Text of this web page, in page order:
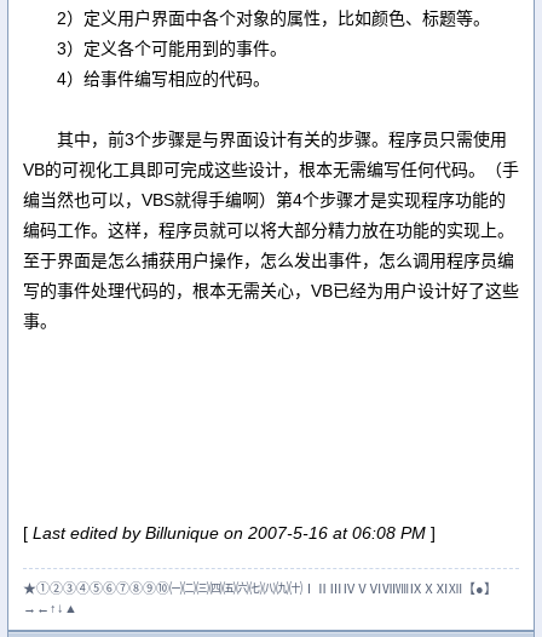
2）定义用户界面中各个对象的属性，比如颜色、标题等。
3）定义各个可能用到的事件。
4）给事件编写相应的代码。
其中，前3个步骤是与界面设计有关的步骤。程序员只需使用
VB的可视化工具即可完成这些设计，根本无需编写任何代码。（手
编当然也可以，VBS就得手编啊）第4个步骤才是实现程序功能的
编码工作。这样，程序员就可以将大部分精力放在功能的实现上。
至于界面是怎么捕获用户操作，怎么发出事件，怎么调用程序员编
写的事件处理代码的，根本无需关心，VB已经为用户设计好了这些
事。
[ Last edited by Billunique on 2007-5-16 at 06:08 PM ]
★①②③④⑤⑥⑦⑧⑨⑩㈠㈡㈢㈣㈤㈥㈦㈧㈨㈩ⅠⅡⅢⅣⅤⅥⅦⅧⅨⅩⅪⅫ【●】
→←↑↓▲